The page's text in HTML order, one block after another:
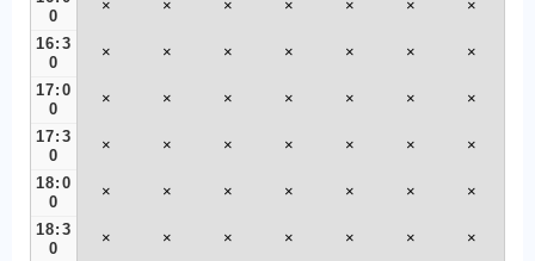
0
× × × × × × ×
16:3
0
× × × × × × ×
17:0
0
× × × × × × ×
17:3
0
× × × × × × ×
18:0
0
× × × × × × ×
18:3
0
× × × × × × ×